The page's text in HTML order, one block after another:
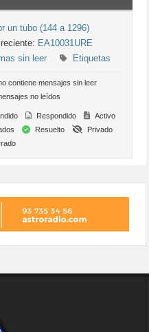
un tubo (144 a 1296)
EA10031URE
sin leer Etiquetas
contiene mensajes sin leer
no leídos
Respondido
Activo
Resuelto
Privado